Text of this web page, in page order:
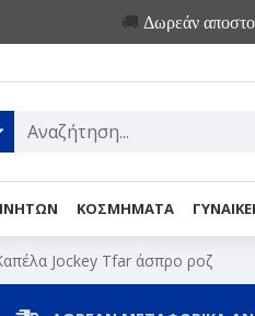
🚚 Δωρεάν
ΚΟΣΜΗΜΑΤΑ
Jockey Tfar άσπρο ροζ